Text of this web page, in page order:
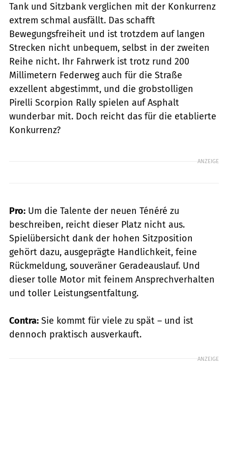
Tank und Sitzbank verglichen mit der Konkurrenz
extrem schmal ausfällt. Das schafft
Bewegungsfreiheit und ist trotzdem auf langen
Strecken nicht unbequem, selbst in der zweiten
Reihe nicht. Ihr Fahrwerk ist trotz rund 200
Millimetern Federweg auch für die Straße
exzellent abgestimmt, und die grobstolligen
Pirelli Scorpion Rally spielen auf Asphalt
wunderbar mit. Doch reicht das für die etablierte
Konkurrenz?
ANZEIGE
Pro: Um die Talente der neuen Ténéré zu
beschreiben, reicht dieser Platz nicht aus.
Spielübersicht dank der hohen Sitzposition
gehört dazu, ausgeprägte Handlichkeit, feine
Rückmeldung, souveräner Geradeauslauf. Und
dieser tolle Motor mit feinem Ansprechverhalten
und toller Leistungsentfaltung.
Contra: Sie kommt für viele zu spät – und ist
dennoch praktisch ausverkauft.
ANZEIGE